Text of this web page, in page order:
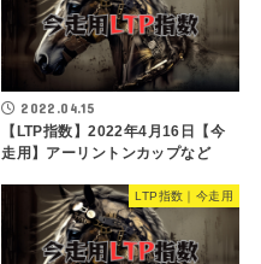
2022.04.15
【LTP指数】2022年4月16日【今
走用】アーリントンカップなど
LTP指数｜今走用